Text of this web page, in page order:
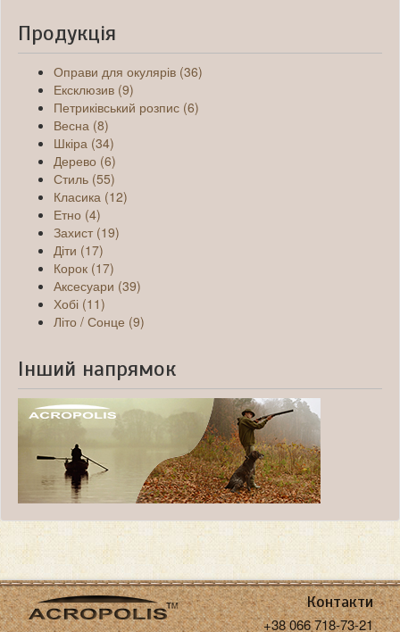
Продукція
Оправи для окулярів (36)
Ексклюзив (9)
Петриківський розпис (6)
Весна (8)
Шкіра (34)
Дерево (6)
Стиль (55)
Класика (12)
Етно (4)
Захист (19)
Діти (17)
Корок (17)
Аксесуари (39)
Хобі (11)
Літо / Сонце (9)
Інший напрямок
Контакти
+38 066 718-73-21